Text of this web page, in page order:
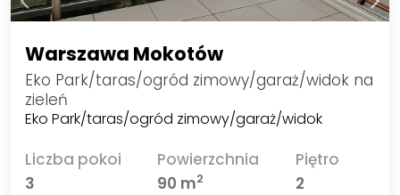
Warszawa Mokotów
Eko Park/taras/ogród zimowy/garaż/widok na
zieleń
Eko Park/taras/ogród zimowy/garaż/widok
Liczba pokoi
3
Powierzchnia
90 m2
Piętro
2